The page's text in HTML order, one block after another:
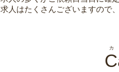
求人はたくさんございますので